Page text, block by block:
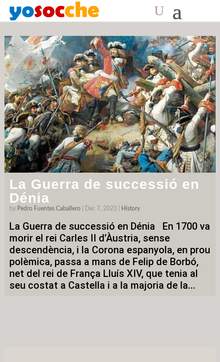
Day:December 7, 2023
La Guerra de successió en
Dénia
by Pedro Fuentes Caballero| Dec 7, 2023 History
La Guerra de successió en Dénia En 1700 va
morir el rei Carles II d’Àustria, sense
descendència, i la Corona espanyola, en prou
polèmica, passa a mans de Felip de Borbó,
net del rei de França Lluís XIV, que tenia al
seu costat a Castella i a la majoria de la...